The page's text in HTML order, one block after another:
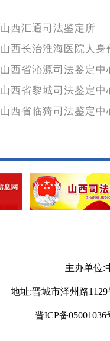
山西汇通司法鉴定所
山西长治淮海医院人
山西省沁源司法鉴定中
山西省黎城司法鉴定中
山西省临猗司法鉴定中
主办单位:
地址:晋城市泽州路1129
晋ICP备05001036